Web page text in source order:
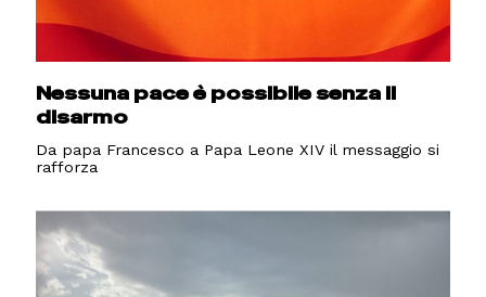
Nessuna pace è possibile senza il
disarmo
Da papa Francesco a Papa Leone XIV il messaggio si
rafforza